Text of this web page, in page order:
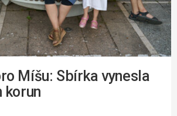
Míšu: Sbírka vynesla
korun